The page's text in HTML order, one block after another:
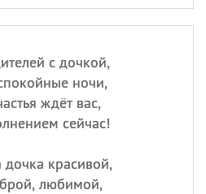
с дочкой,
ночи,
ждёт вас,
сейчас!
дочка красивой,
любимой,